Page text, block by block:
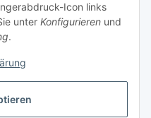
Icon links
unter Konfigurieren und
.